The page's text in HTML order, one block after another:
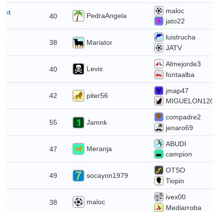
40 PedraAngela
maloc
jato22
38 Mariator
luistrucha
JATV
40 Levis
Almejorde3
fontaalba
42 piter56
jmap47
MIGUELON1202
55 Jamnk
compadre2
jenaro69
47 Meranja
ABUDI
campion
49 socayon1979
OTSO
Tiopin
38 maloc
ivex00
Mediarroba